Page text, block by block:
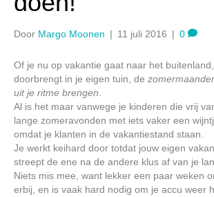
Door Margo Moonen | 11 juli 2016 | 0
Of je nu op vakantie gaat naar het
doorbrengt in je eigen tuin, de
uit je ritme brengen
Al is het maar vanwege je kinderen die vrij
lange zomeravonden met iets vaker een
omdat je klanten in de vakantiestand staan.
Je werkt keihard door totdat jouw eigen
streept de ene na de andere klus af van je
Niets mis mee, want lekker een paar weken
erbij, en is vaak hard nodig om je accu weer